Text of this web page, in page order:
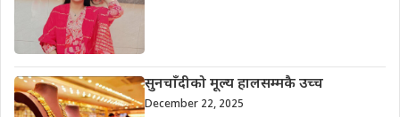
सुनचाँदीको मूल्य हालसम्मकै उच्च
December 22, 2025